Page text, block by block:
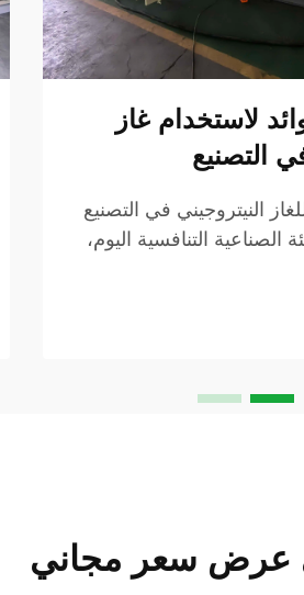
10 فوائد لاستخدام غاز
التصنيع
النيتروجيني في التصنيع
الصناعية التنافسية اليوم،
جودة المنتجات، وتقليل
عرض سعر مجاني